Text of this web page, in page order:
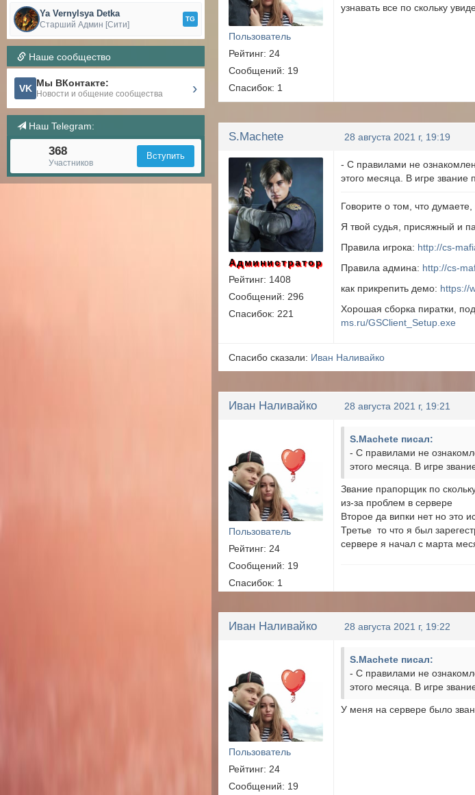
Ya Vernylsya Detka
Старший Админ [Сити]
TG
Наше сообщество
VK Мы ВКонтакте:
Новости и общение сообщества ›
Наш Telegram:
368
Участников
Вступить
Пользователь
Рейтинг: 24
Сообщений: 19
Спасибок: 1
узнавать все по скольку
S.Machete 28 августа 2021 г, 19:19
Администратор
Рейтинг: 1408
Сообщений: 296
Спасибок: 221
- С правилами не
этого месяца. В игре
Говорите о том, что
Я твой судья, присяжный и
Правила игрока: http://cs-
Правила админа: http://cs-
как прикрепить демо: https://
Хорошая сборка пиратки,
ms.ru/GSClient_Setup.exe
Спасибо сказали: Иван Наливайко
Иван Наливайко 28 августа 2021 г, 19:21
Пользователь
Рейтинг: 24
Сообщений: 19
Спасибок: 1
S.Machete писал:
- С правилами не
этого месяца. В игре
Звание прапорщик по
из-за проблем в сервере
Второе да випки нет но это
Третье то что я был
сервере я начал с марта
Иван Наливайко 28 августа 2021 г, 19:22
Пользователь
Рейтинг: 24
Сообщений: 19
S.Machete писал:
- С правилами не
этого месяца. В игре
У меня на сервере было